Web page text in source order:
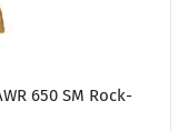
650 SM Rock-